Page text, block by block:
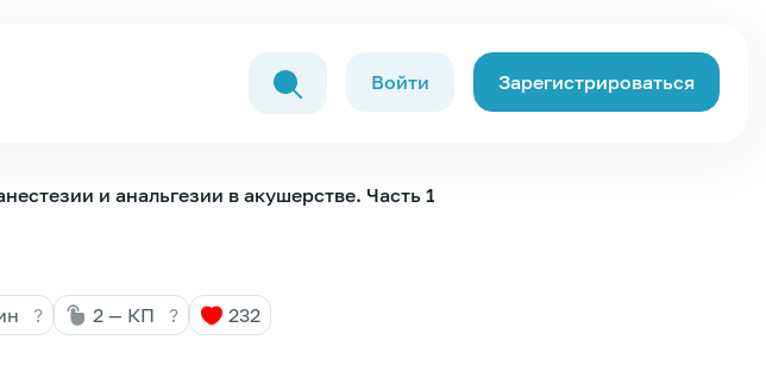
Войти Зарегистрироваться
и анальгезии в акушерстве. Часть 1
? 2 — КП ? 232